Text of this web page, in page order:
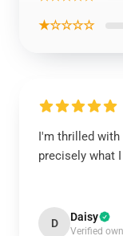
★☆☆☆☆
I'm thrilled with
precisely what
D Daisy
Verified